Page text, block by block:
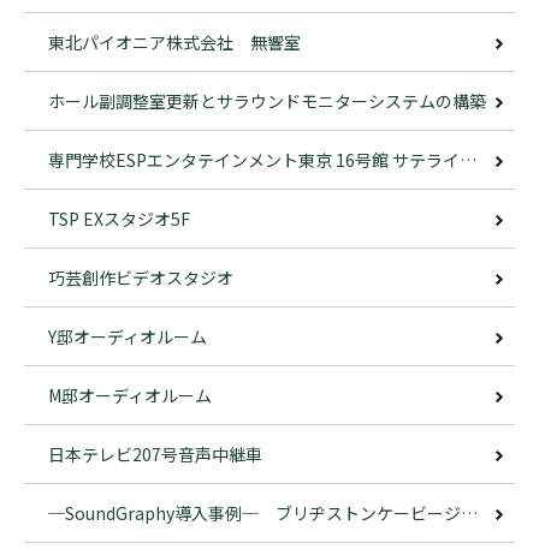
東北パイオニア株式会社 無響室
ホール副調整室更新とサラウンドモニターシステムの構築
専門学校ESPエンタテインメント東京 16号館 サテライトスタジオ
TSP EXスタジオ5F
巧芸創作ビデオスタジオ
Y邸オーディオルーム
M邸オーディオルーム
日本テレビ207号音声中継車
─SoundGraphy導入事例─ ブリヂストンケービージー株式会社